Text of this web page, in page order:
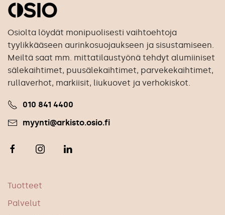
Osiolta löydät monipuolisesti vaihtoehtoja
tyylikkääseen aurinkosuojaukseen ja sisustamiseen.
Meiltä saat mm. mittatilaustyönä tehdyt alumiiniset
sälekaihtimet, puusälekaihtimet, parvekekaihtimet,
rullaverhot, markiisit, liukuovet ja verhokiskot.
010 841 4400
myynti@arkisto.osio.fi
Tuotteet
Palvelut